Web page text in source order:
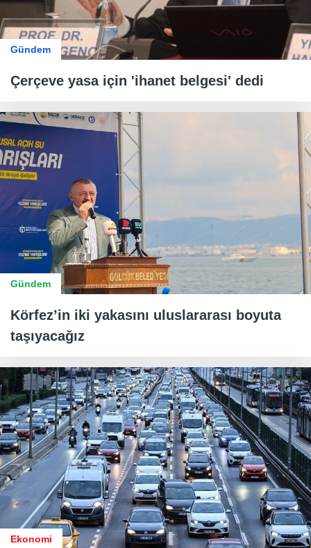
Gündem
Çerçeve yasa için 'ihanet belgesi' dedi
Gündem
Körfez’in iki yakasını uluslararası boyuta
taşıyacağız
Ekonomi